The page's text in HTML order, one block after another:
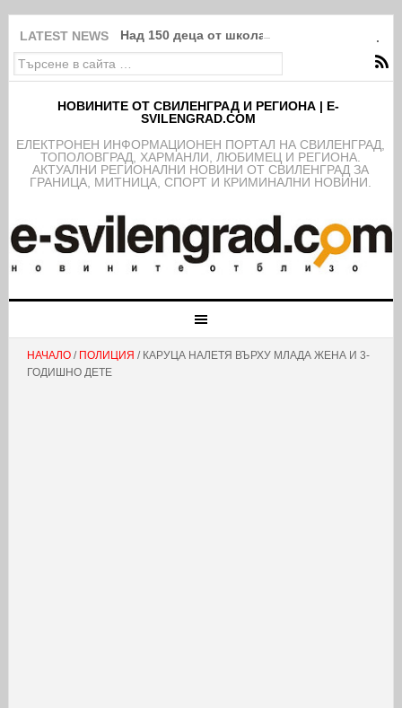
LATEST NEWS Над 150 деца от школата на ФК
НОВИНИТЕ ОТ СВИЛЕНГРАД И РЕГИОНА | E-
SVILENGRAD.COM
EЛЕКТРОНЕН ИНФОРМАЦИОНЕН ПОРТАЛ НА СВИЛЕНГРАД,
ТОПОЛОВГРАД, ХАРМАНЛИ, ЛЮБИМЕЦ И РЕГИОНА.
АКТУАЛНИ РЕГИОНАЛНИ НОВИНИ ОТ СВИЛЕНГРАД ЗА
ГРАНИЦА, МИТНИЦА, СПОРТ И КРИМИНАЛНИ НОВИНИ.
НАЧАЛО/ ПОЛИЦИЯ / КАРУЦА НАЛЕТЯ ВЪРХУ МЛАДА ЖЕНА И 3-
ГОДИШНО ДЕТЕ